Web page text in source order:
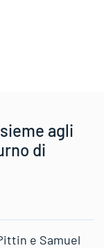
agli
di
e Samuel